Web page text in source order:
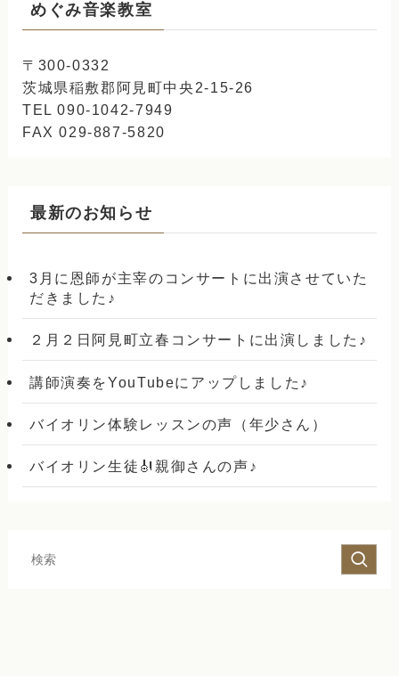
めぐみ音楽教室
〒300-0332
茨城県稲敷郡阿見町中央2-15-26
TEL 090-1042-7949
FAX 029-887-5820
最新のお知らせ
3月に恩師が主宰のコンサートに出演させていた
だきました♪
２月２日阿見町立春コンサートに出演しました♪
講師演奏をYouTubeにアップしました♪
バイオリン体験レッスンの声（年少さん）
バイオリン生徒🎻親御さんの声♪